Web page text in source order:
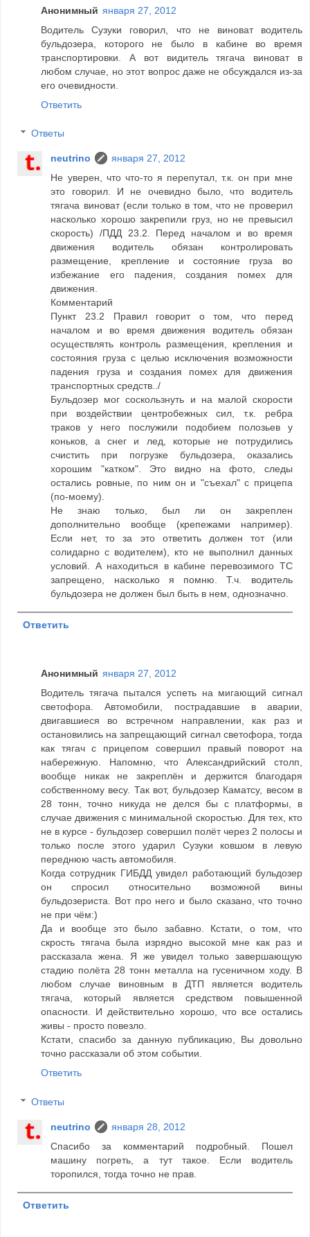
Анонимный января 27, 2012
Водитель Сузуки говорил, что не виноват водитель
бульдозера, которого не было в кабине во время
транспортировки. А вот видитель тягача виноват в
любом случае, но этот вопрос даже не обсуждался из-за
его очевидности.
Ответить
Ответы
neutrino
января 27, 2012
Не уверен, что что-то я перепутал, т.к. он при мне
это говорил. И не очевидно было, что водитель
тягача виноват (если только в том, что не проверил
насколько хорошо закрепили груз, но не превысил
скорость) /ПДД 23.2. Перед началом и во время
движения водитель обязан контролировать
размещение, крепление и состояние груза во
избежание его падения, создания помех для
движения.
Комментарий
Пункт 23.2 Правил говорит о том, что перед
началом и во время движения водитель обязан
осуществлять контроль размещения, крепления и
состояния груза с целью исключения возможности
падения груза и создания помех для движения
транспортных средств../
Бульдозер мог соскользнуть и на малой скорости
при воздействии центробежных сил, т.к. ребра
траков у него послужили подобием полозьев у
коньков, а снег и лед, которые не потрудились
счистить при погрузке бульдозера, оказались
хорошим "катком". Это видно на фото, следы
остались ровные, по ним он и "съехал" с прицепа
(по-моему).
Не знаю только, был ли он закреплен
дополнительно вообще (крепежами например).
Если нет, то за это ответить должен тот (или
солидарно с водителем), кто не выполнил данных
условий. А находиться в кабине перевозимого ТС
запрещено, насколько я помню. Т.ч. водитель
бульдозера не должен был быть в нем, однозначно.
Ответить
Анонимный января 27, 2012
Водитель тягача пытался успеть на мигающий сигнал
светофора. Автомобили, пострадавшие в аварии,
двигавшиеся во встречном направлении, как раз и
остановились на запрещающий сигнал светофора, тогда
как тягач с прицепом совершил правый поворот на
набережную. Напомню, что Александрийский столп,
вообще никак не закреплён и держится благодаря
собственному весу. Так вот, бульдозер Каматсу, весом в
28 тонн, точно никуда не делся бы с платформы, в
случае движения с минимальной скоростью. Для тех, кто
не в курсе - бульдозер совершил полёт через 2 полосы и
только после этого ударил Сузуки ковшом в левую
переднюю часть автомобиля.
Когда сотрудник ГИБДД увидел работающий бульдозер
он спросил относительно возможной вины
бульдозериста. Вот про него и было сказано, что точно
не при чём:)
Да и вообще это было забавно. Кстати, о том, что
скрость тягача была изрядно высокой мне как раз и
рассказала жена. Я же увидел только завершающую
стадию полёта 28 тонн металла на гусеничном ходу. В
любом случае виновным в ДТП является водитель
тягача, который является средством повышенной
опасности. И действительно хорошо, что все остались
живы - просто повезло.
Кстати, спасибо за данную публикацию, Вы довольно
точно рассказали об этом событии.
Ответить
Ответы
neutrino
января 28, 2012
Спасибо за комментарий подробный. Пошел
машину погреть, а тут такое. Если водитель
торопился, тогда точно не прав.
Ответить